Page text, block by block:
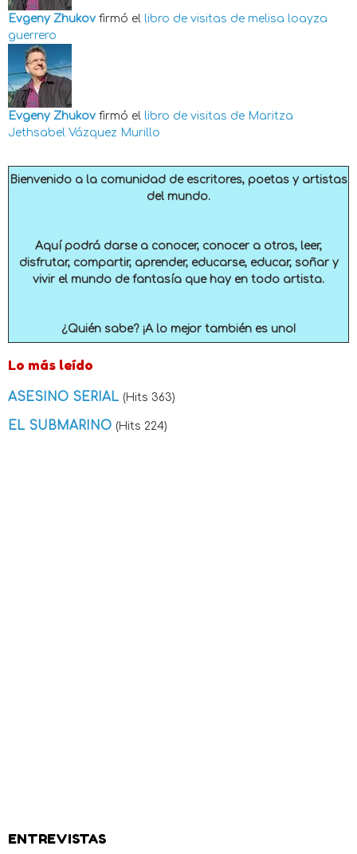
Evgeny Zhukov firmó el libro de visitas de melisa loayza
guerrero
Evgeny Zhukov firmó el libro de visitas de Maritza
Jethsabel Vázquez Murillo
Bienvenido a la comunidad de escritores, poetas y artistas
del mundo.
Aquí podrá darse a conocer, conocer a otros, leer,
disfrutar, compartir, aprender, educarse, educar, soñar y
vivir el mundo de fantasía que hay en todo artista.
¿Quién sabe? ¡A lo mejor también es uno!
Lo más leído
ASESINO SERIAL (Hits 363)
EL SUBMARINO (Hits 224)
ENTREVISTAS